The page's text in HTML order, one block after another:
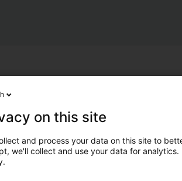
on this site
and process your data on this site to
we'll collect and use your data for